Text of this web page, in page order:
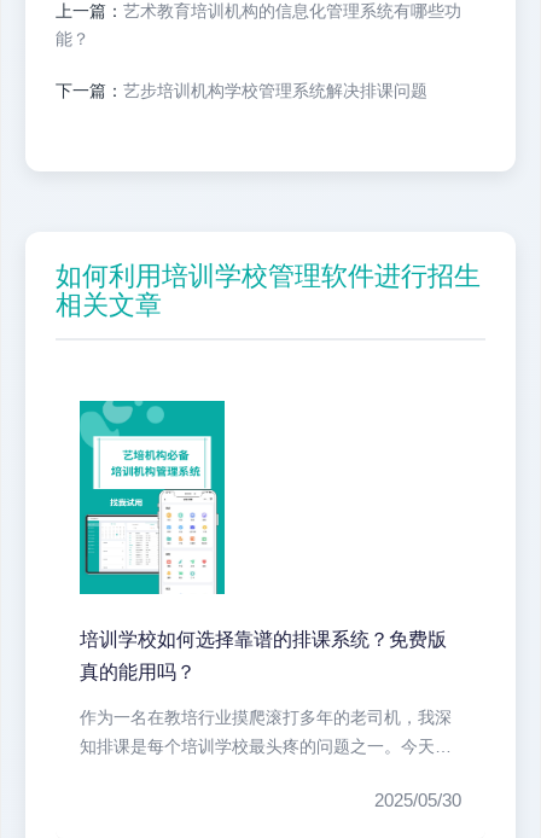
上一篇： 艺术教育培训机构的信息化管理系统有哪些功
能？
下一篇： 艺步培训机构学校管理系统解决排课问题
如何利用培训学校管理软件进行招生
相关文章
培训学校如何选择靠谱的排课系统？免费版
真的能用吗？
作为一名在教培行业摸爬滚打多年的老司机，我深
知排课是每个培训学校最头疼的问题之一。今天就
2025/05/30